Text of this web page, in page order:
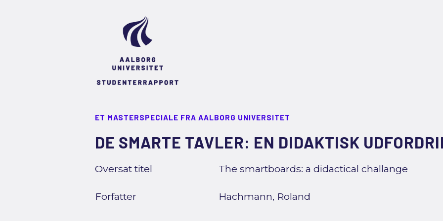
ET MASTERSPECIALE FRA AALBORG UNIVERSITET
DE SMARTE TAVLER: EN DIDAKTISK
Oversat titel The smartboards: a didactical challange
Forfatter Hachmann, Roland